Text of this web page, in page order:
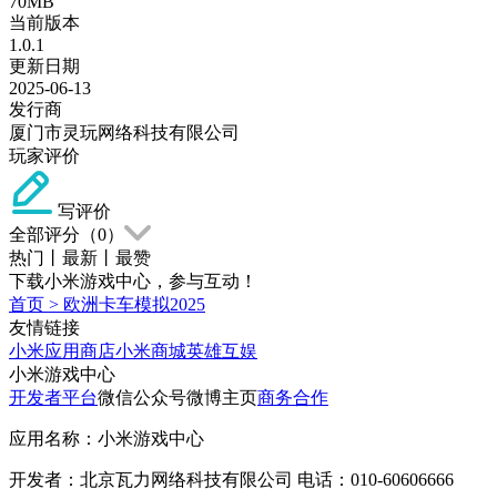
当前版本
1.0.1
更新日期
2025-06-13
发行商
厦门市灵玩网络科技有限公司
玩家评价
写评价
全部评分（0）
热门
最新
最赞
下载小米游戏中心，参与互动！
首页 > 欧洲卡车模拟2025
友情链接
小米应用商店小米商城英雄互娱
小米游戏中心
开发者平台微信公众号微博主页商务合作
应用名称：小米游戏中心
开发者：北京瓦力网络科技有限公司 电话：010-60606666